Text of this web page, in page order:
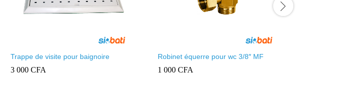
Trappe de visite pour baignoire
3 000 CFA
Robinet équerre pour wc 3/8″ MF
1 000 CFA